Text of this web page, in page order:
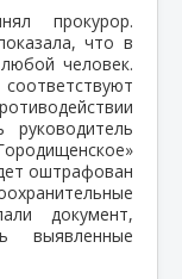
прокурор.
что в
человек.
руководитель
оштрафован
документ,
выявленные